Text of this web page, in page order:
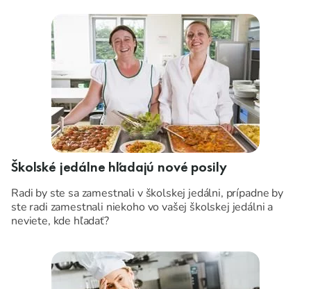
Školské jedálne hľadajú nové posily
Radi by ste sa zamestnali v školskej jedálni, prípadne by
ste radi zamestnali niekoho vo vašej školskej jedálni a
neviete, kde hľadať?